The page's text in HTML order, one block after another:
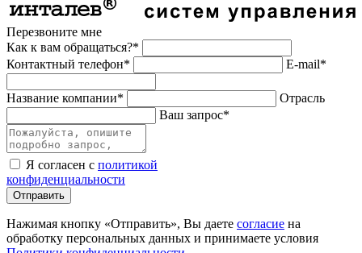
Перезвоните мне
Как к вам обращаться?*
Контактный телефон*
E-mail*
Название компании*
Отрасль
Ваш запрос*
Я согласен с политикой
конфиденциальности
Отправить
Нажимая кнопку «Отправить», Вы даете согласие на
обработку персональных данных и принимаете условия